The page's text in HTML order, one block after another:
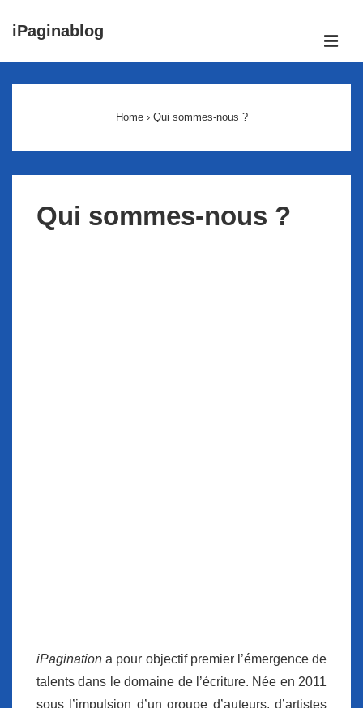
passer
iPaginablog
Home › Qui sommes-nous ?
Qui sommes-nous ?
iPagination a pour objectif premier l’émergence de
talents dans le domaine de l’écriture. Née en 2011
sous l’impulsion d’un groupe d’auteurs, d’artistes